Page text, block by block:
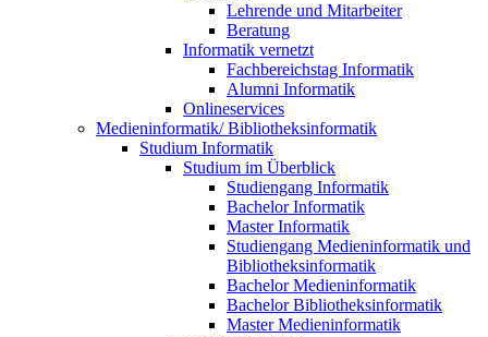
Lehrende und Mitarbeiter
Beratung
Informatik vernetzt
Fachbereichstag Informatik
Alumni Informatik
Onlineservices
Medieninformatik/ Bibliotheksinformatik
Studium Informatik
Studium im Überblick
Studiengang Informatik
Bachelor Informatik
Master Informatik
Studiengang Medieninformatik und
Bibliotheksinformatik
Bachelor Medieninformatik
Bachelor Bibliotheksinformatik
Master Medieninformatik